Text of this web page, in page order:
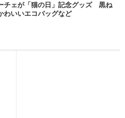
チェが「猫の日」記念グッズ 黒ね
わいいエコバッグなど